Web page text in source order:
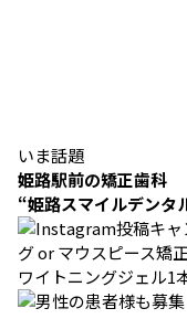
いま話題
姫路駅前の矯正歯科
“姫路スマイルデンタ